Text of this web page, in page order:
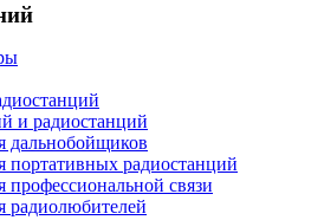
и радиостанций
дальнобойщиков
портативных радиостанций
связи
радиолюбителей